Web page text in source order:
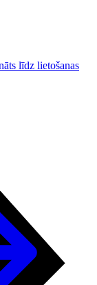
līdz lietošanas